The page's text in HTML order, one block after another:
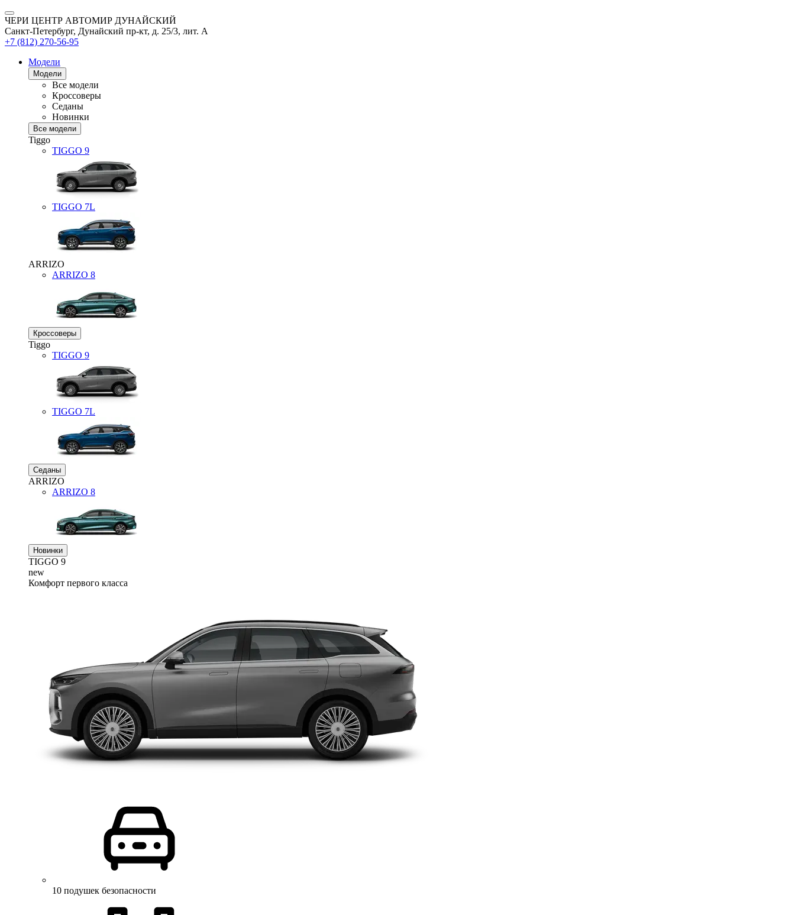
ЧЕРИ ЦЕНТР АВТОМИР ДУНАЙСКИЙ
Санкт-Петербург, Дунайский пр-кт, д. 25/3, лит. А
+7 (812) 270-56-95
Модели
Модели
Все модели
Кроссоверы
Седаны
Новинки
Все модели
Tiggo
TIGGO 9
TIGGO 7L
ARRIZO
ARRIZO 8
Кроссоверы
Tiggo
TIGGO 9
TIGGO 7L
Седаны
ARRIZO
ARRIZO 8
Новинки
TIGGO 9
new
Комфорт первого класса
10 подушек безопасности